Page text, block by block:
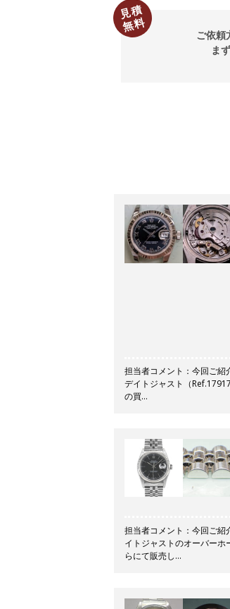
ご依頼
ま
見積
無料
担当者コメント：今回ご
デイトジャスト（
の買…
担当者コメント：今回ご
イトジャストのオーバー
らにて販売し…